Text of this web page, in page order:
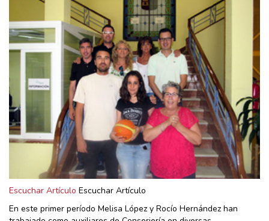
Escuchar Artículo Escuchar Artículo
En este primer período Melisa López y Rocío Hernández han